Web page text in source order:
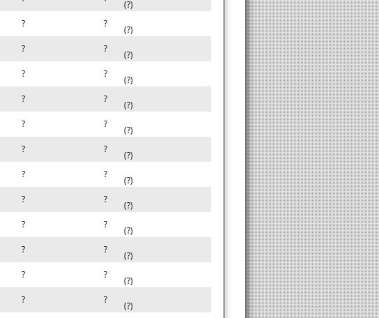
(?)
? ?
(?)
? ?
(?)
? ?
(?)
? ?
(?)
? ?
(?)
? ?
(?)
? ?
(?)
? ?
(?)
? ?
(?)
? ?
(?)
? ?
(?)
? ?
(?)